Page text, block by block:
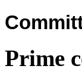
Prime